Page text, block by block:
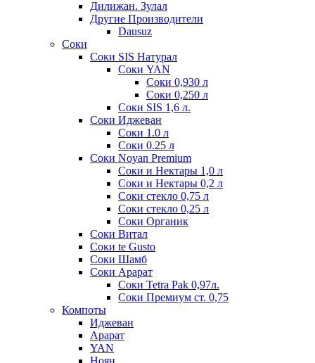
Дилижан. Зулал
Другие Производители
Dausuz
Соки
Соки SIS Натурал
Соки YAN
Соки 0,930 л
Соки 0,250 л
Соки SIS 1,6 л.
Соки Иджеван
Соки 1.0 л
Соки 0.25 л
Соки Noyan Premium
Соки и Нектары 1,0 л
Соки и Нектары 0,2 л
Соки стекло 0,75 л
Соки стекло 0,25 л
Соки Органик
Соки Витал
Соки te Gusto
Соки Шамб
Соки Арарат
Соки Tetra Pak 0,97л.
Соки Премиум ст. 0,75
Компоты
Иджеван
Арарат
YAN
Ноян